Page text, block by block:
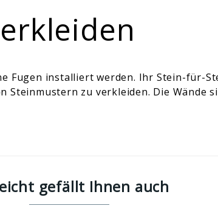
Fugen installiert werden. Ihr Stein-für-
zu verkleiden. Die Wände
gefällt Ihnen auch